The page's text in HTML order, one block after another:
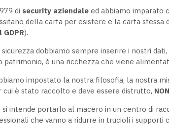
di security aziendale ed abbiamo imparato
della carta per esistere e la carta
GDPR).
dobbiamo sempre inserire i nostri
è una ricchezza che viene
impostato la nostra filosofia, la nostra
è stato raccolto e deve essere distrutto,
si intende portarlo al macero in un centro di
che vanno a ridurre in trucioli i supporti